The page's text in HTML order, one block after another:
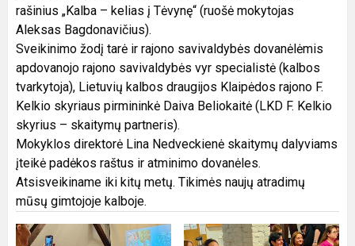
rašinius „Kalba – kelias į Tėvynę“ (ruošė mokytojas
Aleksas Bagdonavičius).
Sveikinimo žodį tarė ir rajono savivaldybės dovanėlėmis
apdovanojo rajono savivaldybės vyr specialistė (kalbos
tvarkytoja), Lietuvių kalbos draugijos Klaipėdos rajono F.
Kelkio skyriaus pirmininkė Daiva Beliokaitė (LKD F. Kelkio
skyrius – skaitymų partneris).
Mokyklos direktorė Lina Nedveckienė skaitymų dalyviams
įteikė padėkos raštus ir atminimo dovanėles.
Atsisveikiname iki kitų metų. Tikimės naujų atradimų
mūsų gimtojoje kalboje.